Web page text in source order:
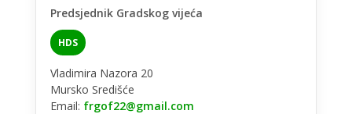
Predsjednik Gradskog vijeća
HDS
Vladimira Nazora 20
Mursko Središće
Email: frgof22@gmail.com